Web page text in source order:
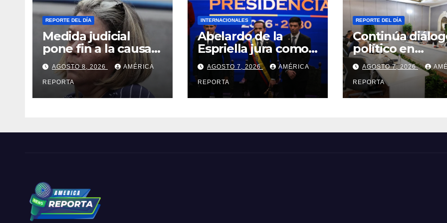
REPORTE DEL DÍA
Medida judicial
pone fin a la causa
contra la exjuex
Afiuni
AGOSTO 8, 2026 AMÉRICA
REPORTA
INTERNACIONALES
Abelardo de la
Espriella jura como
presidente de
Colombia para el
periodo 2026-2030
AGOSTO 7, 2026 AMÉRICA
REPORTA
REPORTE DEL DÍA
Continúa
político en
Venezuela
gobierno y la
oposición
AGOSTO 7, 2026
REPORTA